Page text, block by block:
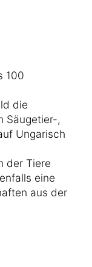
100
die
Säugetier-,
Ungarisch
der Tiere
eine
aus der